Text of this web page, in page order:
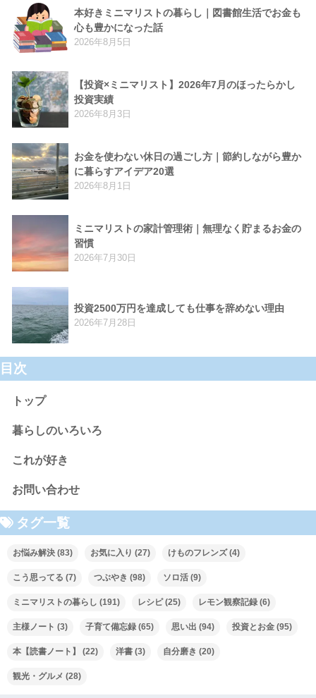
本好きミニマリストの暮らし｜図書館生活でお金も
心も豊かになった話
2026年8月5日
【投資×ミニマリスト】2026年7月のほったらかし
投資実績
2026年8月3日
お金を使わない休日の過ごし方｜節約しながら豊か
に暮らすアイデア20選
2026年8月1日
ミニマリストの家計管理術｜無理なく貯まるお金の
習慣
2026年7月30日
投資2500万円を達成しても仕事を辞めない理由
2026年7月28日
目次
トップ
暮らしのいろいろ
これが好き
お問い合わせ
タグ一覧
お悩み解決 (83) お気に入り (27) けものフレンズ(4)
こう思ってる (7) つぶやき (98) ソロ活 (9)
ミニマリストの暮らし (191) レシピ(25) レモン観察記録 (6)
主様ノート (3) 子育て備忘録 (65) 思い出 (94) 投資とお金 (95)
本【読書ノート】 (22) 洋書 (3) 自分磨き (20)
観光・グルメ (28)